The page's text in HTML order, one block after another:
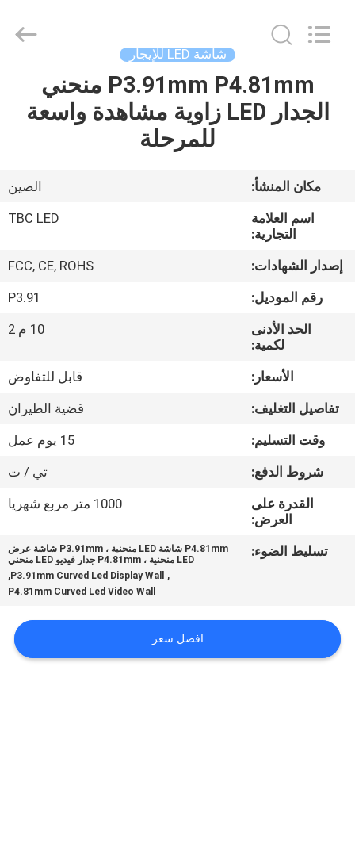
الصفحة
الرئيسية
عرض
الافتراضي
معلومات
جولة
في
المعمل
مراقبة
خريطة
الموقع
Limited.
شاشة LED للإيجار
P3.91mm P4.81mm منحني
الجدار LED زاوية مشاهدة واسعة
للمرحلة
مكان المنشأ:
الصين
اسم العلامة
التجارية:
TBC LED
إصدار الشهادات:
FCC, CE, ROHS
رقم الموديل:
P3.91
الحد الأدنى
لكمية:
10 م 2
الأسعار:
قابل للتفاوض
تفاصيل التغليف:
قضية الطيران
وقت التسليم:
15 يوم عمل
شروط الدفع:
تي / ت
القدرة على
العرض:
1000 متر مربع شهريا
تسليط الضوء:
P4.81mm شاشة LED منحنية ، P3.91mm شاشة عرض
LED منحنية ، P4.81mm جدار فيديو LED منحني
,
P3.91mm Curved Led Display Wall
,
P4.81mm Curved Led Video Wall
افضل سعر